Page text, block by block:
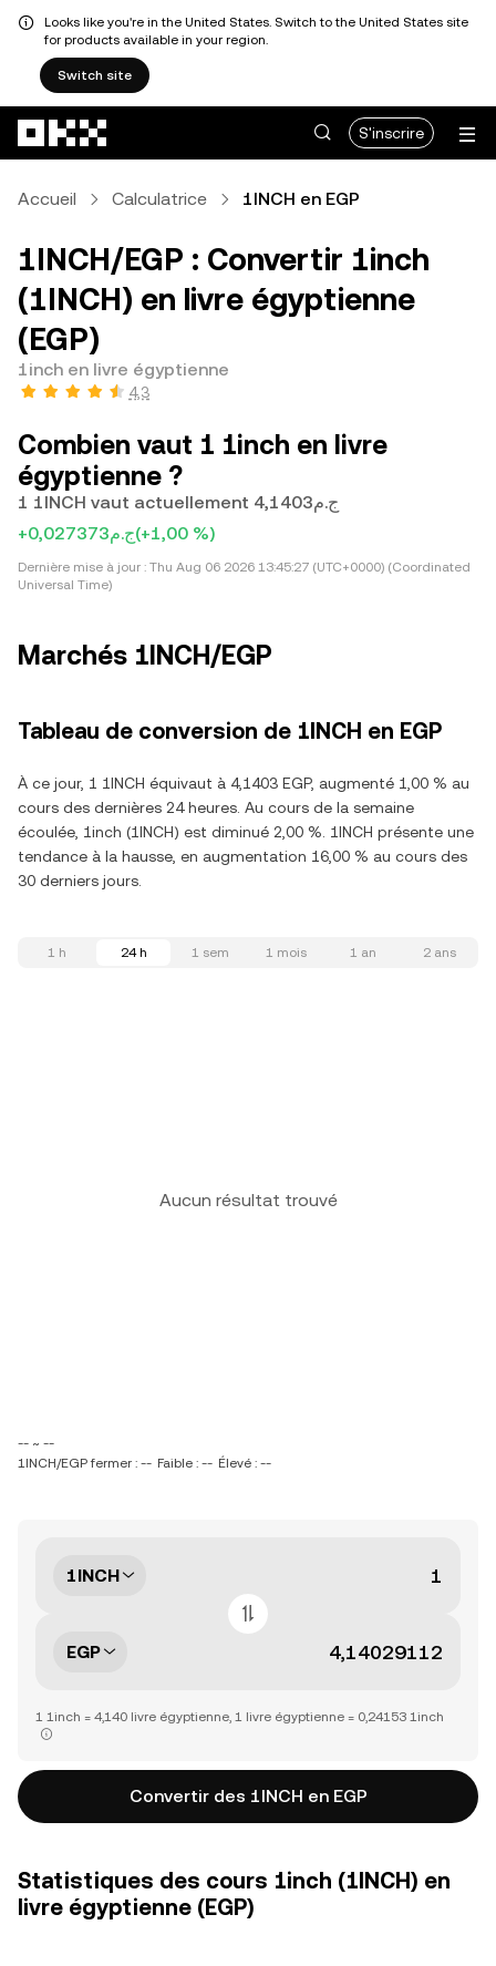
Looks like you're in the United States. Switch to the United States site
for products available in your region.
Switch site
S'inscrire
Accueil Calculatrice 1INCH en EGP
1INCH/EGP : Convertir 1inch
(1INCH) en livre égyptienne
(EGP)
1inch en livre égyptienne
4,3
Combien vaut 1 1inch en livre
égyptienne ?
1 1INCH vaut actuellement ج.م4,1403
+ج.م0,027373(+1,00 %)
Dernière mise à jour : Thu Aug 06 2026 13:45:27 (UTC+0000) (Coordinated
Universal Time)
Marchés 1INCH/EGP
Tableau de conversion de 1INCH en EGP
À ce jour, 1 1INCH équivaut à 4,1403 EGP, augmenté 1,00 % au
cours des dernières 24 heures. Au cours de la semaine
écoulée, 1inch (1INCH) est diminué 2,00 %. 1INCH présente une
tendance à la hausse, en augmentation 16,00 % au cours des
30 derniers jours.
1 h 24 h 1 sem 1 mois 1 an 2 ans
Aucun résultat trouvé
-- ~ --
1INCH/EGP fermer : -- Faible : -- Élevé : --
1INCH
EGP
1 1inch = 4,140 livre égyptienne, 1 livre égyptienne = 0,24153 1inch
Convertir des 1INCH en EGP
Statistiques des cours 1inch (1INCH) en
livre égyptienne (EGP)